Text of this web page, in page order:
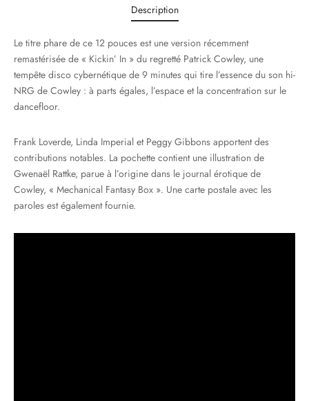
Description
Le titre phare de ce 12 pouces est une version récemment
remastérisée de « Kickin’ In » du regretté Patrick Cowley, une
tempête disco cybernétique de 9 minutes qui tire l’essence du son hi-
NRG de Cowley : à parts égales, l’espace et la concentration sur le
dancefloor.
Frank Loverde, Linda Imperial et Peggy Gibbons apportent des
contributions notables. La pochette contient une illustration de
Gwenaël Rattke, parue à l’origine dans le journal érotique de
Cowley, « Mechanical Fantasy Box ». Une carte postale avec les
paroles est également fournie.